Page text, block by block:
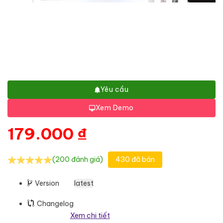
Yêu cầu
Xem Demo
179.000 ₫
(200 đánh giá) 430 đã bán
Version latest
Changelog
Xem chi tiết